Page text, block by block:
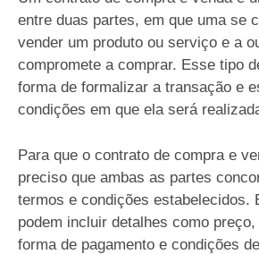
entre duas partes, em que uma se
vender um produto ou serviço e a
compromete a comprar. Esse tipo
forma de formalizar a transação e
condições em que ela será
Para que o contrato de compra e
preciso que ambas as partes
termos e condições estabelecidos.
podem incluir detalhes como
forma de pagamento e condições